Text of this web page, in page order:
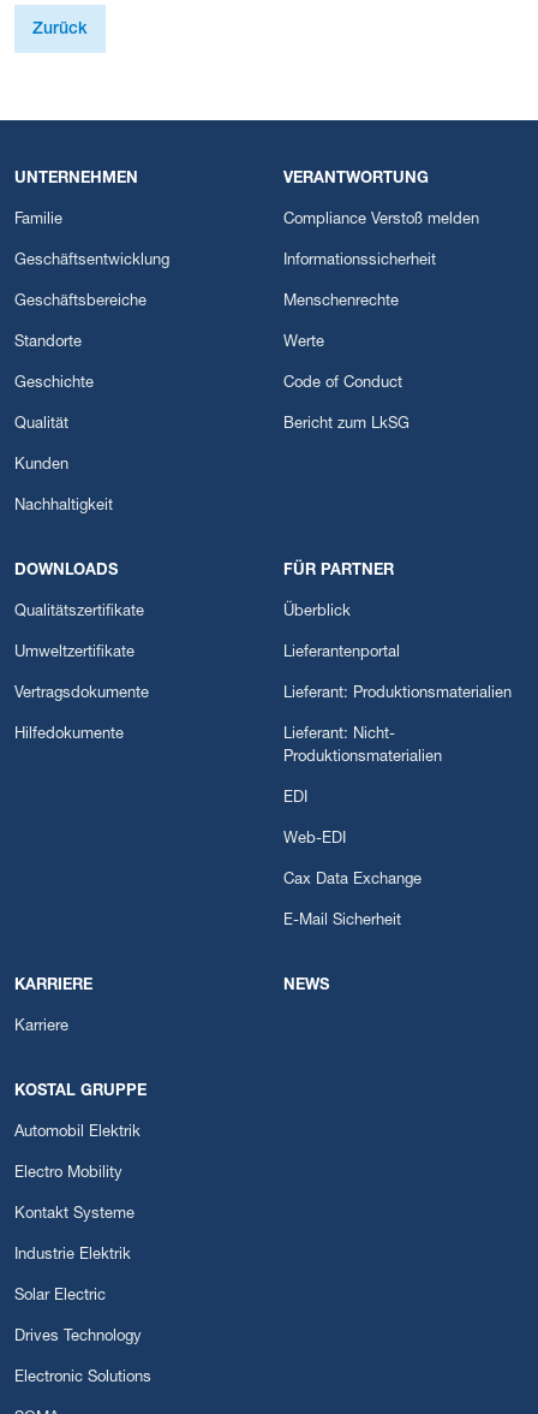
Zurück
UNTERNEHMEN
Familie
Geschäftsentwicklung
Geschäftsbereiche
Standorte
Geschichte
Qualität
Kunden
Nachhaltigkeit
VERANTWORTUNG
Compliance Verstoß melden
Informationssicherheit
Menschenrechte
Werte
Code of Conduct
Bericht zum LkSG
DOWNLOADS
Qualitätszertifikate
Umweltzertifikate
Vertragsdokumente
Hilfedokumente
FÜR PARTNER
Überblick
Lieferantenportal
Lieferant: Produktionsmaterialien
Lieferant: Nicht-
Produktionsmaterialien
EDI
Web-EDI
Cax Data Exchange
E-Mail Sicherheit
KARRIERE
Karriere
NEWS
KOSTAL GRUPPE
Automobil Elektrik
Electro Mobility
Kontakt Systeme
Industrie Elektrik
Solar Electric
Drives Technology
Electronic Solutions